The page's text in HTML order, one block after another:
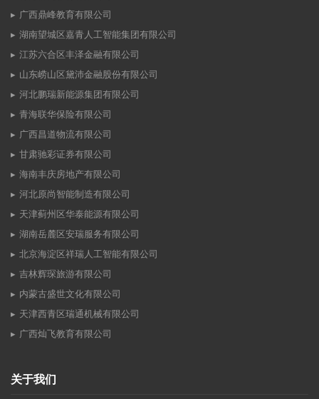
广西鼎峰教育有限公司
湖南望城区嘉青人工智能集团有限公司
江苏六合区丰泽金融有限公司
山东崂山区黛沛金融股份有限公司
河北鹏瑞新能源集团有限公司
青海联华保险有限公司
广西昌道物流有限公司
甘肃驰彩证券有限公司
海南丰庆房地产有限公司
河北原尚智能制造有限公司
天津蓟州区华泰能源有限公司
湖南岳麓区安瑞服务有限公司
北京海淀区祥瑞人工智能有限公司
吉林辉琛旅游有限公司
内蒙古盛世文化有限公司
天津西青区瑞通机械有限公司
广西灿飞教育有限公司
关于我们